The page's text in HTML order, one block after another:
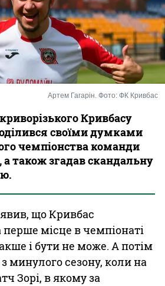
Казино
Артем Гагарін. Фото: ФК Кривбас
Кривбасу
своїми думками
чемпіонства команди
також згадав скандальну
що Кривбас
місце в чемпіонаті
і бути не може. А потім
минулого сезону, коли на
Зорі, в якому за